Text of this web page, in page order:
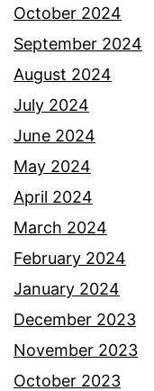
October 2024
September 2024
August 2024
July 2024
June 2024
May 2024
April 2024
March 2024
February 2024
January 2024
December 2023
November 2023
October 2023